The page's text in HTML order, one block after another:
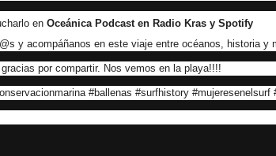
en Oceánica Podcast en Radio Kras y Spotify
y acompáñanos en este viaje entre océanos, historia y
por compartir. Nos vemos en la playa!!!!
#ballenas #surfhistory #mujeresenelsurf